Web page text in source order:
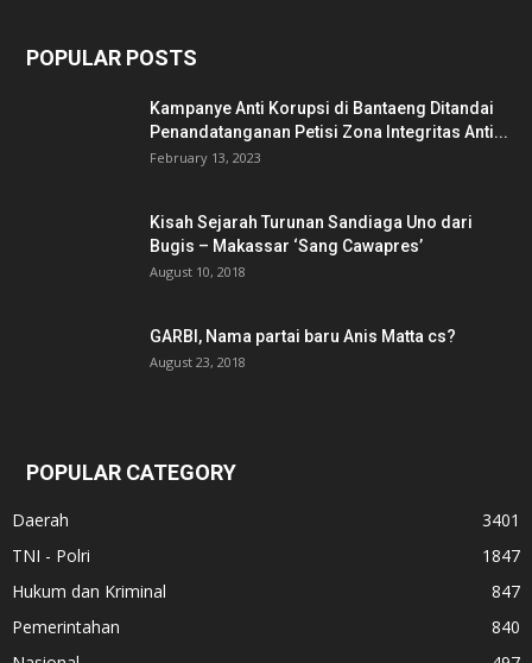
POPULAR POSTS
Kampanye Anti Korupsi di Bantaeng Ditandai
Penandatanganan Petisi Zona Integritas Anti...
February 13, 2023
Kisah Sejarah Turunan Sandiaga Uno dari
Bugis – Makassar ‘Sang Cawapres’
August 10, 2018
GARBI, Nama partai baru Anis Matta cs?
August 23, 2018
POPULAR CATEGORY
Daerah
3401
TNI - Polri
1847
Hukum dan Kriminal
847
Pemerintahan
840